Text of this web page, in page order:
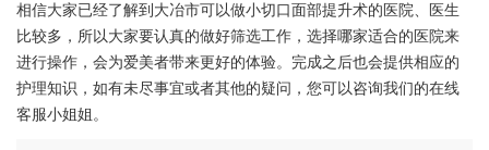
相信大家已经了解到大冶市可以做小切口面部提升术的医院、医生
比较多，所以大家要认真的做好筛选工作，选择哪家适合的医院来
进行操作，会为爱美者带来更好的体验。完成之后也会提供相应的
护理知识，如有未尽事宜或者其他的疑问，您可以咨询我们的在线
客服小姐姐。